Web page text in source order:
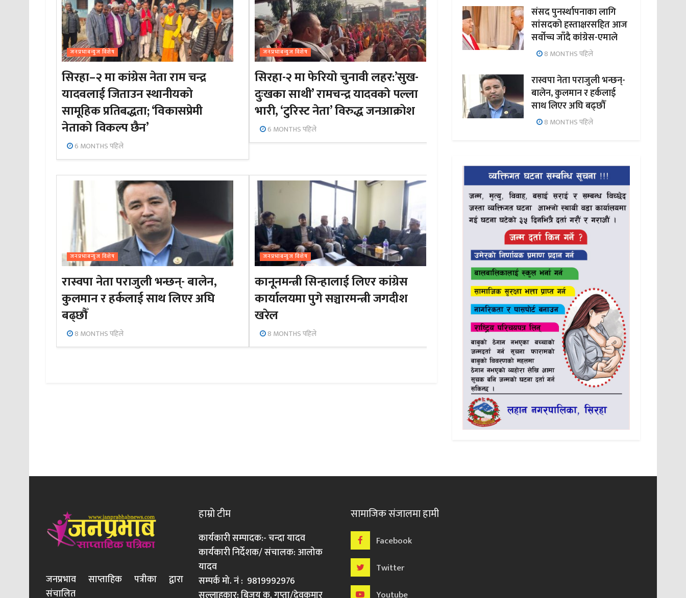
जनप्रभाबन्युज विशेष
सिरहा–२ मा कांग्रेस नेता राम चन्द्र
यादवलाई जिताउन स्थानीयको
सामूहिक प्रतिबद्धता; ‘विकासप्रेमी
नेताको विकल्प छैन’
6 MONTHS पहिले
जनप्रभाबन्युज विशेष
सिरहा-२ मा फेरियो चुनावी लहर:’सुख-
दुःखका साथी’ रामचन्द्र यादवको पल्ला
भारी, ‘टुरिस्ट नेता’ विरुद्ध जनआक्रोश
6 MONTHS पहिले
जनप्रभाबन्युज विशेष
रास्वपा नेता पराजुली भन्छन्- बालेन,
कुलमान र हर्कलाई साथ लिएर अघि
बढ्छौँ
8 MONTHS पहिले
जनप्रभाबन्युज विशेष
कानूनमन्त्री सिन्हालाई लिएर कांग्रेस
कार्यालयमा पुगे सञ्चारमन्त्री जगदीश
खरेल
8 MONTHS पहिले
संसद पुनर्स्थापनाका लागि
सांसदको हस्ताक्षरसहित आज
सर्वोच्च जाँदै कांग्रेस-एमाले
8 MONTHS पहिले
रास्वपा नेता पराजुली भन्छन्-
बालेन, कुलमान र हर्कलाई
साथ लिएर अघि बढ्छौँ
8 MONTHS पहिले
जनप्रभाव साप्ताहिक पत्रीका द्वारा
संचालित
हाम्रो टीम
कार्यकारी सम्पादक:- चन्दा यादव
कार्यकारी निर्देशक/ संचालक: आलोक
यादव
सम्पर्क मो. नं : 9819992976
सामाजिक संजालमा हामी
Facebook
Twitter
Youtube